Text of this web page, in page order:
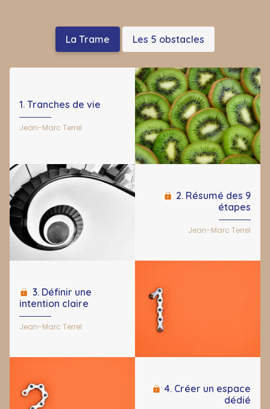
La Trame Les 5 obstacles
Jean-Marc Terrel
1. Tranches de vie
Jean-Marc Terrel
2. Résumé des 9
étapes
Jean-Marc Terrel
3. Définir une
intention claire
4. Créer un espace
dédié